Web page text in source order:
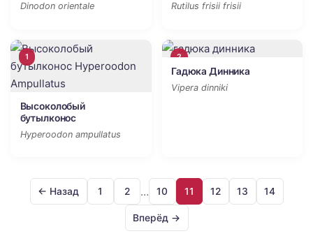
Dinodon orientale Rutilus frisii frisii
1
Высоколобый
бутылконос
Hyperoodon ampullatus
2
Гадюка Динника
Vipera dinniki
← Назад 1 2 … 10 11 12 13 14
Вперёд →